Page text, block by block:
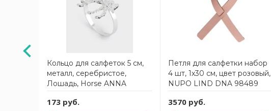
Кольцо для салфеток 5 см,
металл, серебристое,
Лошадь, Horse ANNA
173 руб.
Петля для салфетки набор
4 шт, 1х30 см, цвет розовый,
NUPO LIND DNA 98489
3570 руб.